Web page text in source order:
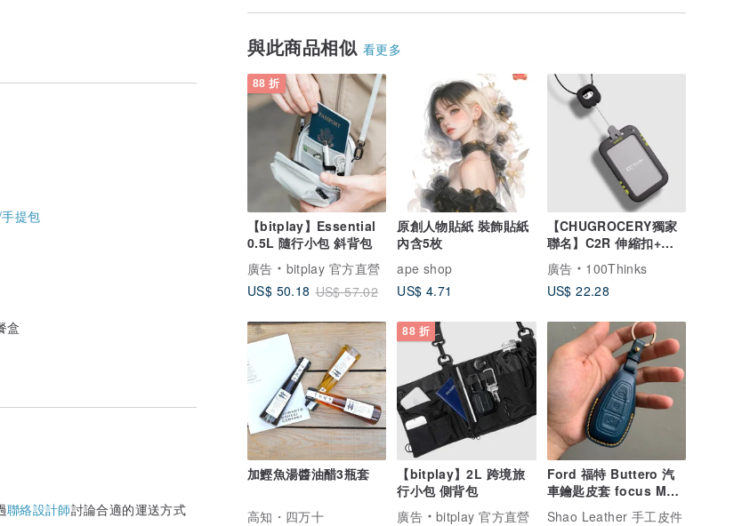
與此商品相似 看更多
88 折
【bitplay】Essential
0.5L 隨行小包 斜背包
廣告
bitplay 官方直營
US$ 50.18 US$ 57.02
原創人物貼紙 裝飾貼紙
內含5枚
ape shop
US$ 4.71
【CHUGROCERY獨家
聯名】C2R 伸縮扣+證
件卡套/易拉扣+霧面卡套
組
廣告
100Thinks
US$ 22.28
加鰹魚湯醬油醋3瓶套
高知・四万十
88 折
【bitplay】2L 跨境旅
行小包 側背包
廣告
bitplay 官方直營
Ford 福特 Buttero 汽
車鑰匙皮套 focus MK4
GT500 kuga ST line
Shao Leather 手工皮件
提包
盒
聯絡設計師討論合適的運送方式